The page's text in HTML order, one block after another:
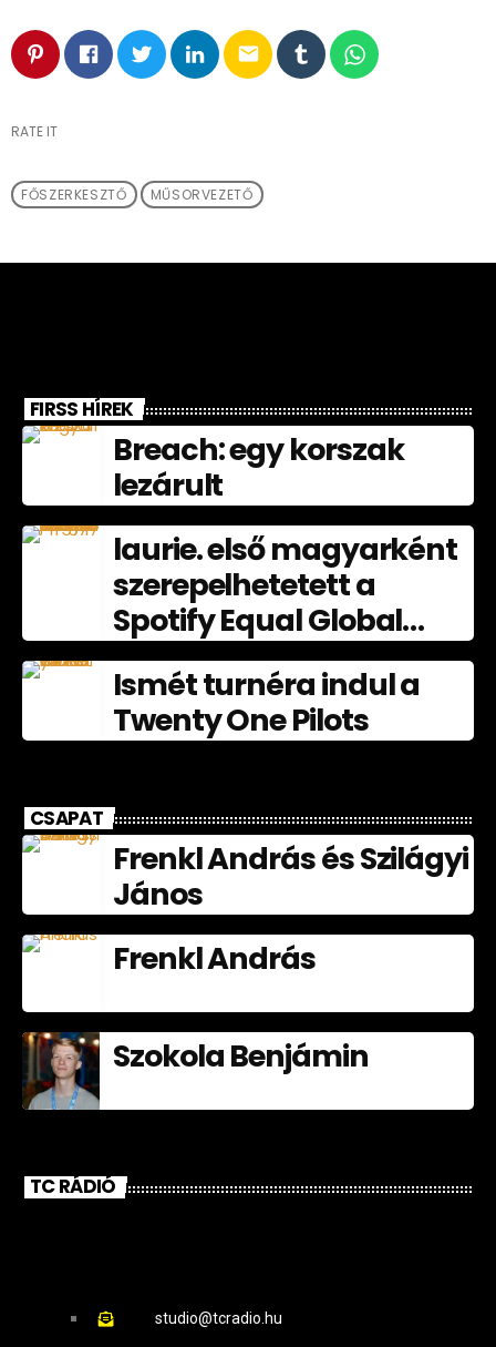
email
RATE IT
FŐSZERKESZTŐ MŰSORVEZETŐ
FIRSS HÍREK
Breach: egy korszak
lezárult
laurie. első magyarként
szerepelhetetett a
Spotify Equal Global
nagyköveteként
júliusban
Ismét turnéra indul a
Twenty One Pilots
CSAPAT
Frenkl András és Szilágyi
János
Frenkl András
Szokola Benjámin
TC RÁDIÓ
studio@tcradio.hu